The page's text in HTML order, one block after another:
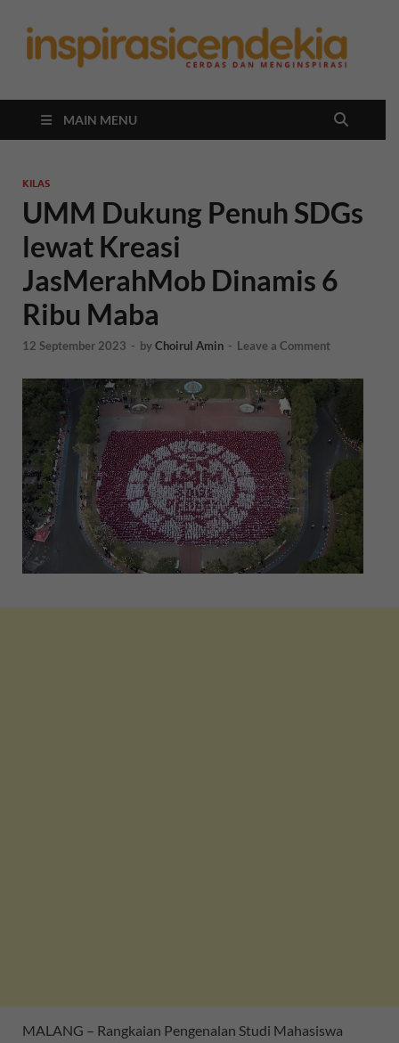
MAIN MENU
KILAS
UMM Dukung Penuh SDGs
lewat Kreasi
JasMerahMob Dinamis 6
Ribu Maba
12 September 2023 - byChoirul Amin - Leave a Comment
MALANG – Rangkaian Pengenalan Studi Mahasiswa